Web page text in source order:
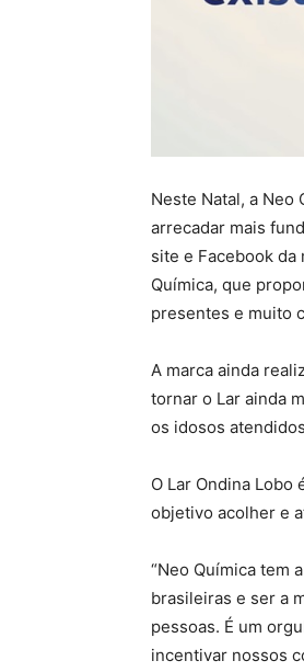
Neste Natal, a Neo
arrecadar mais
site e Facebook da
Química, que
presentes e muito
A marca ainda
tornar o Lar ainda
os idosos atendidos
O Lar Ondina
objetivo acolher e
“Neo Química tem
brasileiras e ser a
pessoas. É um
incentivar nossos